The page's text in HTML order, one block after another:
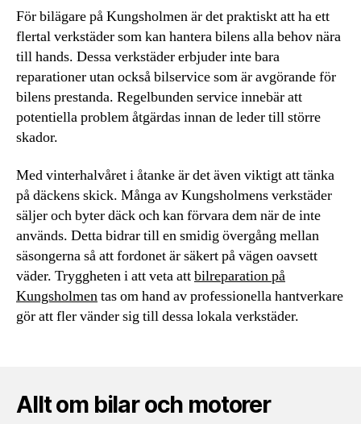
För bilägare på Kungsholmen är det praktiskt att ha ett
flertal verkstäder som kan hantera bilens alla behov nära
till hands. Dessa verkstäder erbjuder inte bara
reparationer utan också bilservice som är avgörande för
bilens prestanda. Regelbunden service innebär att
potentiella problem åtgärdas innan de leder till större
skador.
Med vinterhalvåret i åtanke är det även viktigt att tänka
på däckens skick. Många av Kungsholmens verkstäder
säljer och byter däck och kan förvara dem när de inte
används. Detta bidrar till en smidig övergång mellan
säsongerna så att fordonet är säkert på vägen oavsett
väder. Tryggheten i att veta attbilreparation på
Kungsholmentas om hand av professionella hantverkare
gör att fler vänder sig till dessa lokala verkstäder.
Allt om bilar och motorer